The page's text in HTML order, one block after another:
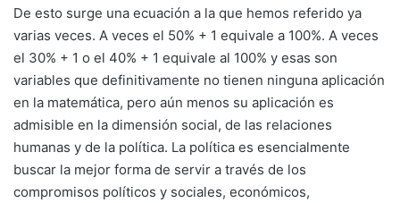
De esto surge una ecuación a la que hemos referido ya
varias veces. A veces el 50% + 1 equivale a 100%. A veces
el 30% + 1 o el 40% + 1 equivale al 100% y esas son
variables que definitivamente no tienen ninguna aplicación
en la matemática, pero aún menos su aplicación es
admisible en la dimensión social, de las relaciones
humanas y de la política. La política es esencialmente
buscar la mejor forma de servir a través de los
compromisos políticos y sociales, económicos,